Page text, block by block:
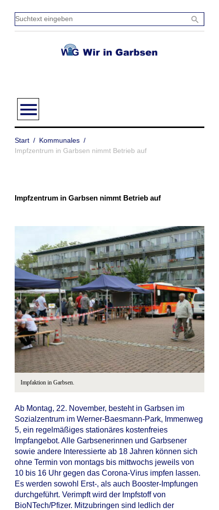
Inhalt
springen
search
menu
Start / Kommunales /
Impfzentrum in Garbsen nimmt Betrieb auf
Impfzentrum in Garbsen nimmt Betrieb auf
Impfaktion in Garbsen.
Ab Montag, 22. November, besteht in Garbsen im
Sozialzentrum im Werner-Baesmann-Park, Immenweg
5, ein regelmäßiges stationäres kostenfreies
Impfangebot. Alle Garbsenerinnen und Garbsener
sowie andere Interessierte ab 18 Jahren können sich
ohne Termin von montags bis mittwochs jeweils von
10 bis 16 Uhr gegen das Corona-Virus impfen lassen.
Es werden sowohl Erst-, als auch Booster-Impfungen
durchgeführt. Verimpft wird der Impfstoff von
BioNTech/Pfizer. Mitzubringen sind ledlich der